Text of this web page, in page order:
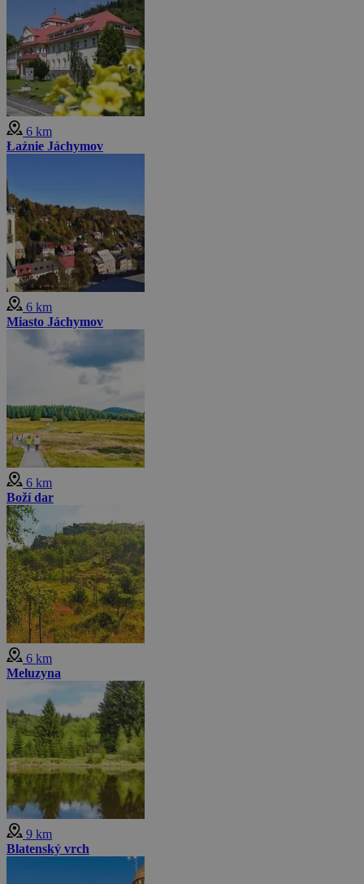
6 km
Łaźnie Jáchymov
6 km
Miasto Jáchymov
6 km
Boží dar
6 km
Meluzyna
9 km
Blatenský vrch